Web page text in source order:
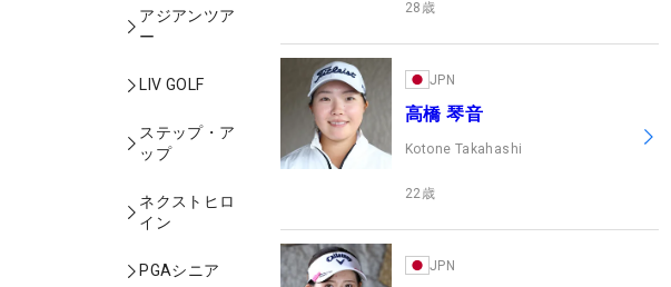
アジアンツア
ー
LIV GOLF
ステップ・ア
ップ
ネクストヒロ
イン
PGAシニア
28 歳
JPN
高橋 琴音
Kotone Takahashi
22 歳
JPN